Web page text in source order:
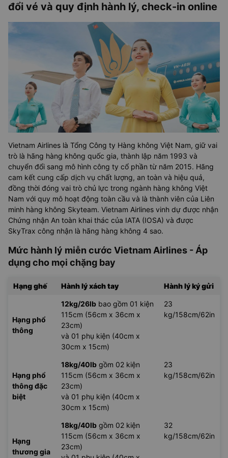
đổi vé và quy định hành lý, check-in online
Vietnam Airlines là Tổng Công ty Hàng không Việt Nam, giữ vai
trò là hãng hàng không quốc gia, thành lập năm 1993 và
chuyển đổi sang mô hình công ty cổ phần từ năm 2015. Hãng
cam kết cung cấp dịch vụ chất lượng, an toàn và hiệu quả,
đồng thời đóng vai trò chủ lực trong ngành hàng không Việt
Nam với quy mô hoạt động toàn cầu và là thành viên của Liên
minh hàng không Skyteam. Vietnam Airlines vinh dự được nhận
Chứng nhận An toàn khai thác của IATA (IOSA) và được
SkyTrax công nhận là hãng hàng không 4 sao.
Mức hành lý miễn cước Vietnam Airlines - Áp
dụng cho mọi chặng bay
Hạng ghế Hành lý xách tay Hành lý ký gửi
Hạng phổ
thông
12kg/26lb bao gồm 01 kiện
115cm (56cm x 36cm x
23cm)
và 01 phụ kiện (40cm x
30cm x 15cm)
23
kg/158cm/62in
Hạng phổ
thông đặc
biệt
18kg/40lb gồm 02 kiện
115cm (56cm x 36cm x
23cm)
và 01 phụ kiện (40cm x
30cm x 15cm)
23
kg/158cm/62in
Hạng
thương gia
18kg/40lb gồm 02 kiện
115cm (56cm x 36cm x
23cm)
32
kg/158cm/62in